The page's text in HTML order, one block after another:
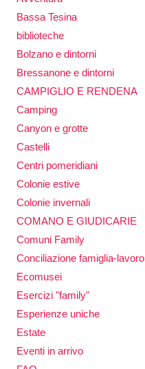
Bassa Tesina
biblioteche
Bolzano e dintorni
Bressanone e dintorni
CAMPIGLIO E RENDENA
Camping
Canyon e grotte
Castelli
Centri pomeridiani
Colonie estive
Colonie invernali
COMANO E GIUDICARIE
Comuni Family
Conciliazione famiglia-lavoro
Ecomusei
Esercizi "family"
Esperienze uniche
Estate
Eventi in arrivo